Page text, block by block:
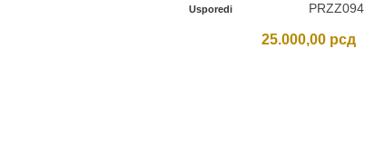
Usporedi PRZZ094
25.000,00 рсд